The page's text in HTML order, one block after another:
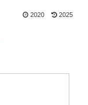
2020 2025